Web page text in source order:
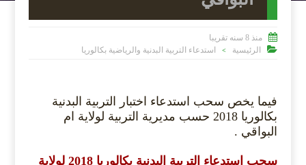

منذ 8 سنه تقريبا

الرئيسية > استدعاء التربية البدنية والرياضية بكالوريا
فيما يخص سحب استدعاء اختبار التربية البدنية
بكالوريا 2018 حسب مديرية التربية لولاية ام
البواقي .
سحب استدعاء التربية البدنية بكالوريا 2018 لولاية